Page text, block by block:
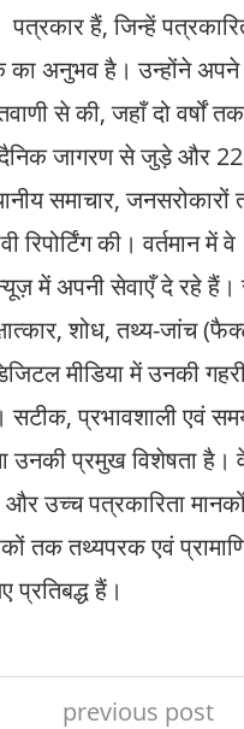
पत्रकार हैं, जिन्हें
का अनुभव है। उन्होंने
से की, जहाँ दो वर्षों तक
जागरण से जुड़े और 22
समाचार, जनसरोकारों
रिपोर्टिंग की। वर्तमान
में अपनी सेवाएँ दे रहे हैं।
शोध, तथ्य-जांच
मीडिया में उनकी
सटीक, प्रभावशाली एवं
प्रमुख विशेषता है। वे
और उच्च पत्रकारिता
तक तथ्यपरक एवं
प्रतिबद्ध हैं।
previous post